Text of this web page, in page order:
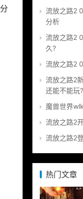
流放之路2
分析
流放之路2
久?
流放之路2
流放之路2
还能不能玩?
魔兽世界
流放之路2
流放之路2
热门文章